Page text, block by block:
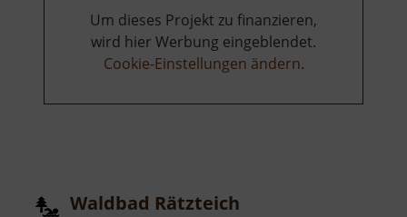
Um dieses Projekt zu finanzieren,
wird hier Werbung eingeblendet.
Cookie-Einstellungen ändern.
Waldbad Rätzteich